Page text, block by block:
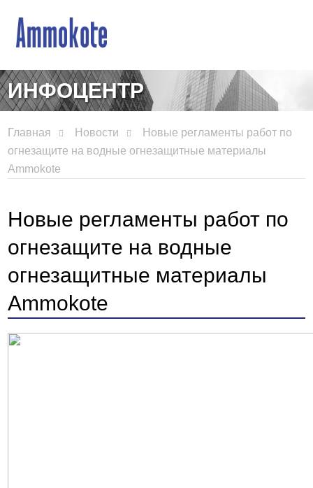
ИНФОЦЕНТР
Главная Новости
Новые регламенты работ по
огнезащите на водные огнезащитные материалы
Ammokote
Новые регламенты работ по
огнезащите на водные
огнезащитные материалы
Ammokote